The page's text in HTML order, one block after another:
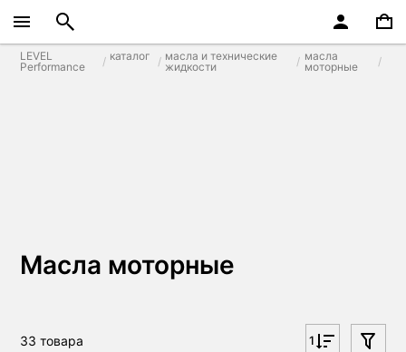
LEVEL
Performance
каталог
масла и технические
жидкости
масла
моторные
Масла моторные
33 товара 1